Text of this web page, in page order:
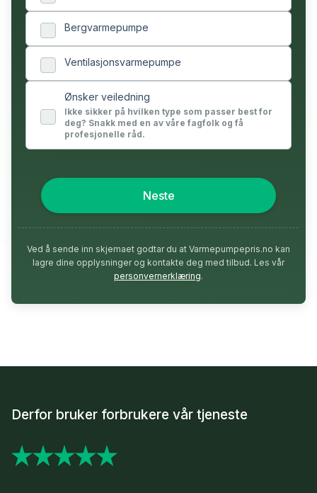
Bergvarmepumpe
Ventilasjonsvarmepumpe
Ønsker veiledning
Ikke sikker på hvilken type som passer best for
deg? Snakk med en av våre fagfolk og få
profesjonelle råd.
Neste
Ved å sende inn skjemaet godtar du at Varmepumpepris.no kan
lagre dine opplysninger og kontakte deg med tilbud. Les vår
personvernerklæring.
Derfor bruker forbrukere vår tjeneste